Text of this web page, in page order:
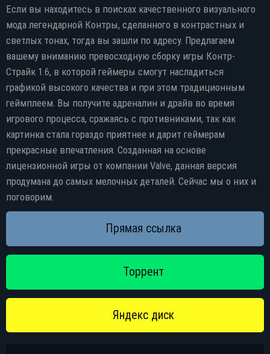
Если вы находитесь в поисках качественного визуального
мода легендарной Контры, сделанного в контрастных и
светлых тонах, тогда вы зашли по адресу. Предлагаем
вашему вниманию превосходную сборку игры Контр-
Страйк 1.6, в которой геймеры смогут насладиться
графикой высокого качества и при этом традиционным
геймплеем. Вы получите адреналин и драйв во время
игрового процесса, сражаясь с противниками, так как
картинка стала гораздо приятнее и дарит геймерам
прекрасные впечатления. Созданная на основе
лицензионной игры от компании Valve, данная версия
продумана до самых мелочных деталей. Сейчас мы о них и
поговорим.
Яндекс диск